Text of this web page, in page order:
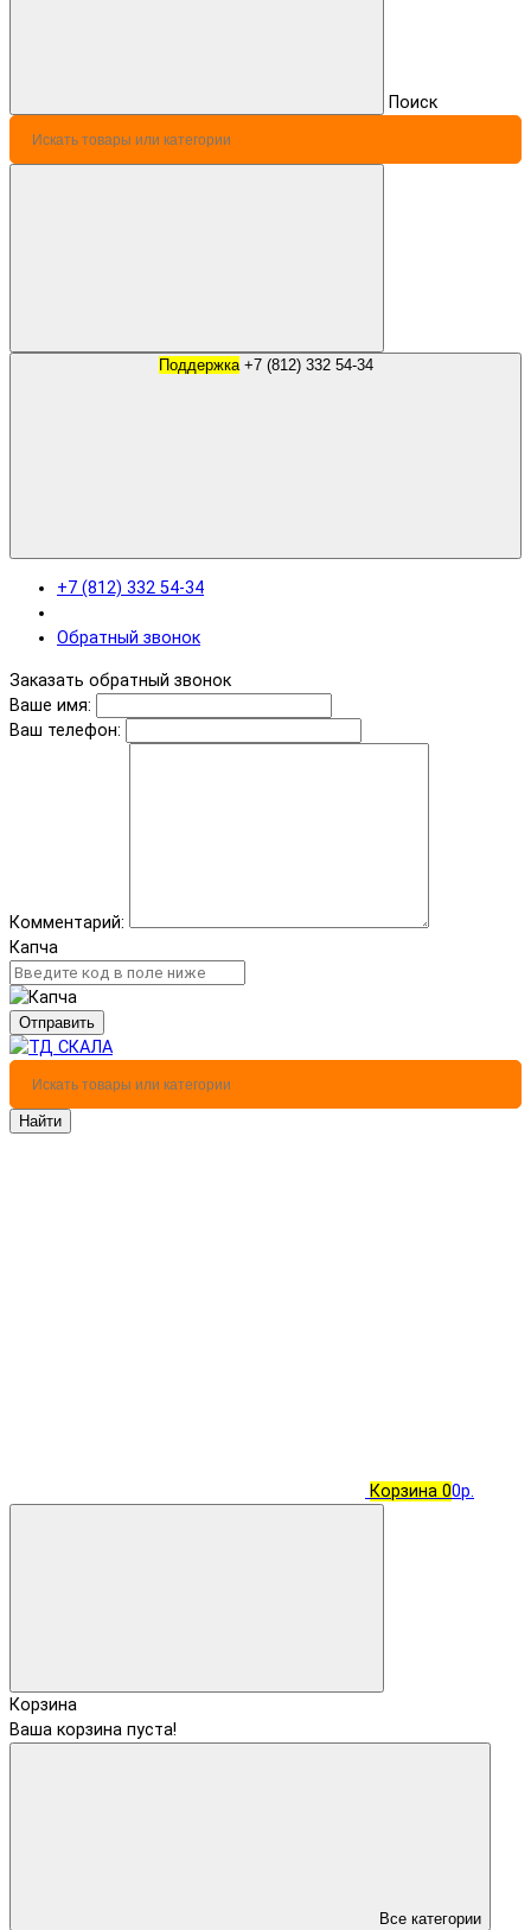
Поиск
Поддержка +7 (812) 332 54-34
+7 (812) 332 54-34
Обратный звонок
Заказать обратный звонок
Ваше имя:
Ваш телефон:
Комментарий:
Капча
Отправить
Найти
Корзина 00р.
Корзина
Ваша корзина пуста!
Все категории